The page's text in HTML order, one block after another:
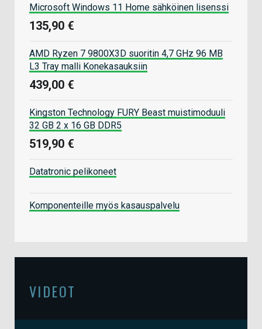
Microsoft Windows 11 Home sähköinen lisenssi
135,90 €
AMD Ryzen 7 9800X3D suoritin 4,7 GHz 96 MB
L3 Tray malli Konekasauksiin
439,00 €
Kingston Technology FURY Beast muistimoduuli
32 GB 2 x 16 GB DDR5
519,90 €
Datatronic pelikoneet
Komponenteille myös kasauspalvelu
VIDEOT